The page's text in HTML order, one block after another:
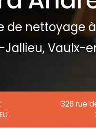
de nettoyage
Jallieu, Vaulx-
326 rue